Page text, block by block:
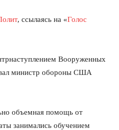
, ссылаясь на «Голос
Вооруженных
министр обороны США
объемная помощь от
занимались обучением